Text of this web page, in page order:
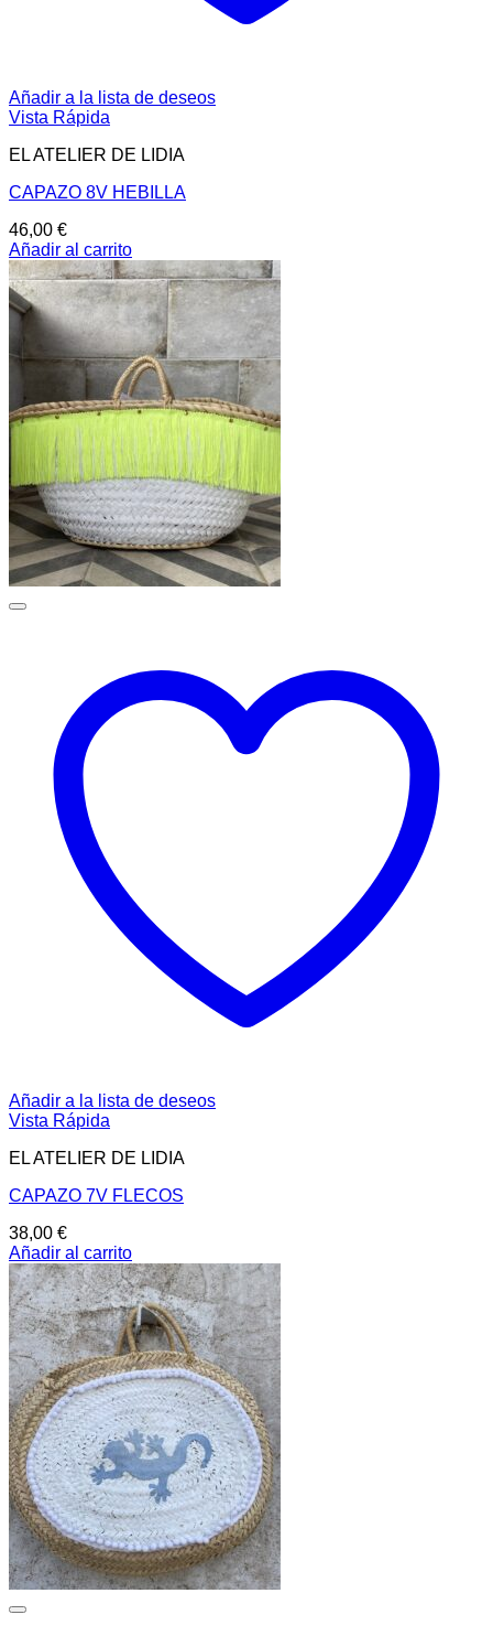
Añadir a la lista de deseos
Vista Rápida
EL ATELIER DE LIDIA
CAPAZO 8V HEBILLA
46,00 €
Añadir al carrito
Añadir a la lista de deseos
Vista Rápida
EL ATELIER DE LIDIA
CAPAZO 7V FLECOS
38,00 €
Añadir al carrito